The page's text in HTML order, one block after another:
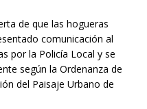
de que las hogueras
comunicación al
por la Policía Local y se
según la Ordenanza de
del Paisaje Urbano de